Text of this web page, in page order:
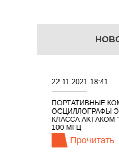
22.11.2021 18:41
ПОРТАТИВНЫЕ
ОСЦИЛЛОГРАФЫ
КЛАССА АКТАКОМ
100 МГЦ
Прочитать